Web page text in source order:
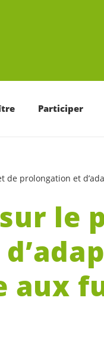
Participer
de prolongation et
le
aux